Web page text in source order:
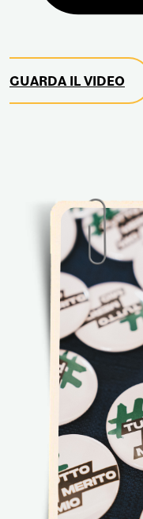
GUARDA IL VIDEO